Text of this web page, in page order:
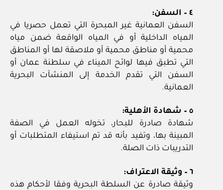
٤ – السفن:
السفن العمانية غير المبحرة التي تعمل حصريا في
المياه الداخلية أو في المياه الواقعة ضمن مياه
محمية أو مناطق محمية أو ملاصقة لها أو المناطق
التي تطبق فيها لوائح الميناء في سلطنة عمان أو
السفن التي تقدم الخدمة إلى المنشآت البحرية
العمانية.
٥ – شهادة الأهلية:
شهادة صادرة للبحار، تخوله العمل في الصفة
المبينة بها، وتفيد بأنه قد تم استيفاء المتطلبات أو
التدريبات ذات الصلة.
٦ – وثيقة الاعتراف:
وثيقة صادرة عن السلطة البحرية وفقا لأحكام هذه